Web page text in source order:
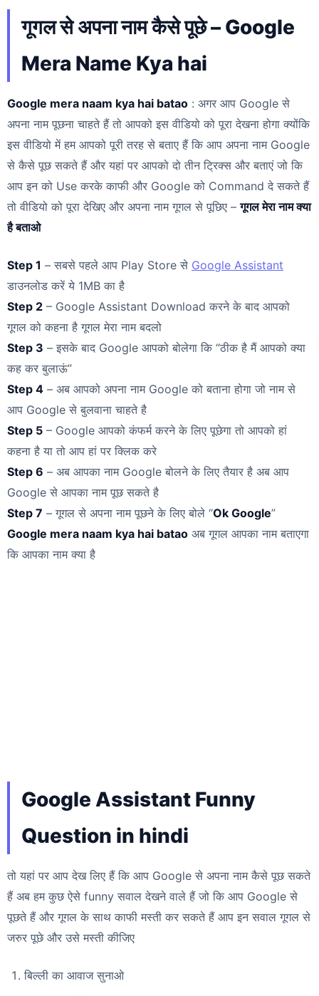
गूगल से अपना नाम कैसे पूछे – Google
Mera Name Kya hai
Google mera naam kya hai batao : अगर आप Google से
अपना नाम पूछना चाहते हैं तो आपको इस वीडियो को पूरा देखना होगा क्योंकि
इस वीडियो में हम आपको पूरी तरह से बताए हैं कि आप अपना नाम Google
से कैसे पूछ सकते हैं और यहां पर आपको दो तीन ट्रिक्स और बताएं जो कि
आप इन को Use करके काफी और Google को Command दे सकते हैं
तो वीडियो को पूरा देखिए और अपना नाम गूगल से पूछिए –गूगल मेरा नाम क्या
है बताओ
Step 1 – सबसे पहले आप Play Store से Google Assistant
डाउनलोड करें ये 1MB का है
Step 2 – Google Assistant Download करने के बाद आपको
गूगल को कहना है गूगल मेरा नाम बदलो
Step 3 – इसके बाद Google आपको बोलेगा कि “ठीक है मैं आपको क्या
कह कर बुलाऊं”
Step 4 – अब आपको अपना नाम Google को बताना होगा जो नाम से
आप Google से बुलवाना चाहते है
Step 5 – Google आपको कंफर्म करने के लिए पूछेगा तो आपको हां
कहना है या तो आप हां पर क्लिक करे
Step 6 – अब आपका नाम Google बोलने के लिए तैयार है अब आप
Google से आपका नाम पूछ सकते है
Step 7 – गूगल से अपना नाम पूछने के लिए बोले “Ok Google”
Google mera naam kya hai batao अब गूगल आपका नाम बताएगा
कि आपका नाम क्या है
Google Assistant Funny
Question in hindi
तो यहां पर आप देख लिए हैं कि आप Google से अपना नाम कैसे पूछ सकते
हैं अब हम कुछ ऐसे funny सवाल देखने वाले हैं जो कि आप Google से
पूछते हैं और गूगल के साथ काफी मस्ती कर सकते हैं आप इन सवाल गूगल से
जरुर पूछे और उसे मस्ती कीजिए
बिल्ली का आवाज सुनाओ